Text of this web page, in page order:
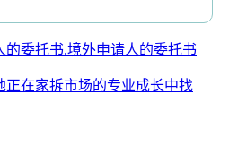
的委托书.境外申请人的委托书
正在家拆市场的专业成长中找